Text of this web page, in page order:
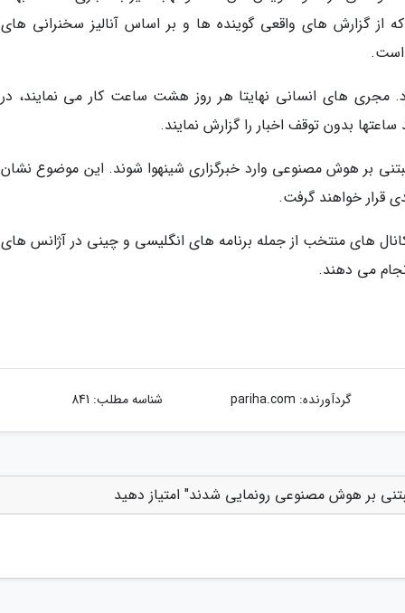
از گزارش های واقعی گوینده ها و بر اساس آنالیز سخنرانی های
است.
مجری های انسانی نهایتا هر روز هشت ساعت کار می نمایند، در
بدون توقف اخبار را گزارش نمایند.
بر هوش مصنوعی وارد خبرگزاری شینهوا شوند. این موضوع نشان
خواهند گرفت.
های منتخب از جمله برنامه های انگلیسی و چینی در آژانس های
می دهند.
گردآورنده: pariha.com شناسه مطلب: 841
بر هوش مصنوعی رونمایی شدند" امتیاز دهید